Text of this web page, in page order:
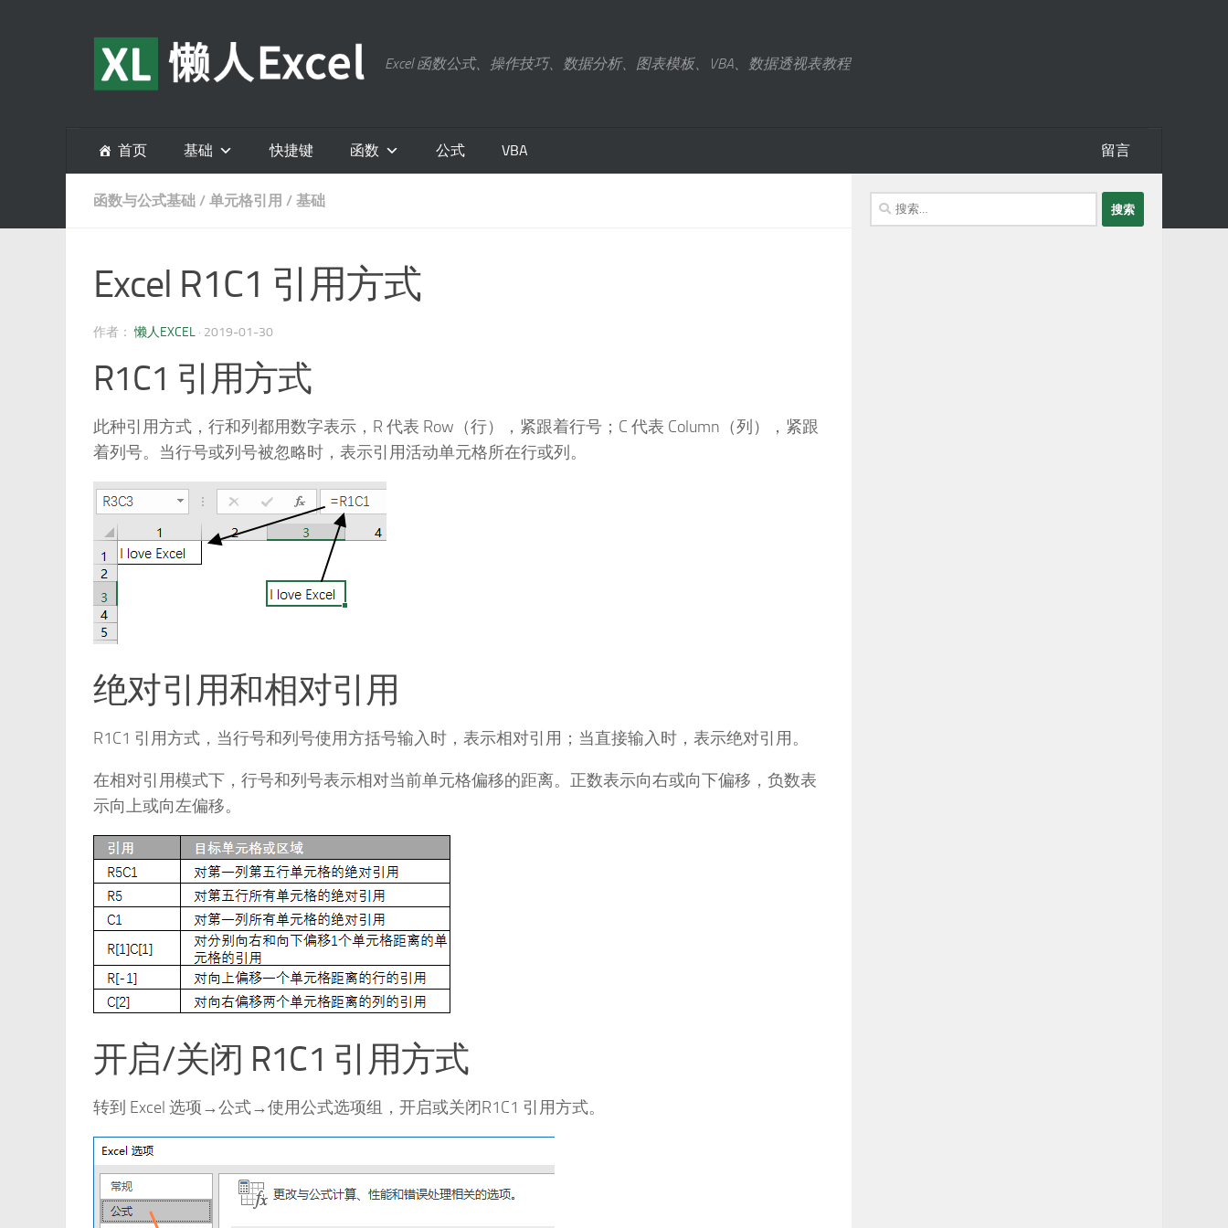
Excel 函数公式、操作技巧、数据分析、图表模板、VBA、数据透视表教程
首页 基础 快捷键 函数 公式 VBA 留言
函数与公式基础 / 单元格引用 / 基础
Excel R1C1 引用方式
作者：懒人EXCEL · 2019-01-30
R1C1 引用方式
此种引用方式，行和列都用数字表示，R 代表 Row（行），紧跟着行号；C 代表 Column（列），紧跟
着列号。当行号或列号被忽略时，表示引用活动单元格所在行或列。
绝对引用和相对引用
R1C1 引用方式，当行号和列号使用方括号输入时，表示相对引用；当直接输入时，表示绝对引用。
在相对引用模式下，行号和列号表示相对当前单元格偏移的距离。正数表示向右或向下偏移，负数表
示向上或向左偏移。
开启/关闭 R1C1 引用方式
转到 Excel 选项→公式→使用公式选项组，开启或关闭R1C1 引用方式。
搜
索：